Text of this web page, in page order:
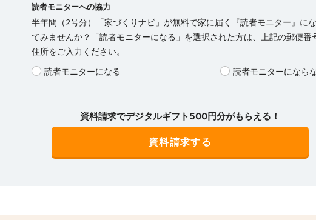
読者モニターへの協力
半年間（2号分）「家づくりナビ」が無料で家に届く『読者モニター』に
てみませんか？「読者モニターになる」を選択された方は、上記の郵便番
住所をご入力ください。
読者モニターになる 読者モニターになら
資料請求でデジタルギフト500円分がもらえる！